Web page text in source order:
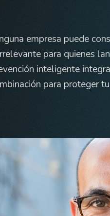
empresa puede
para quienes
inteligente
para proteger